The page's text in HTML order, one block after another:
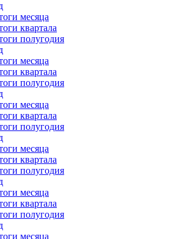
месяца
квартала
полугодия
месяца
квартала
полугодия
месяца
квартала
полугодия
месяца
квартала
полугодия
месяца
квартала
полугодия
месяца